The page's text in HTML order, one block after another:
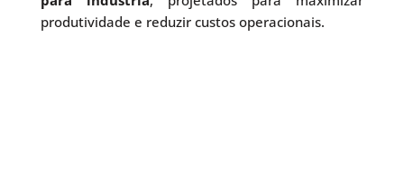
produtividade e reduzir custos operacionais.